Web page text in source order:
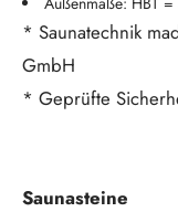
* Saunatechnik
GmbH
* Geprüfte
Saunasteine